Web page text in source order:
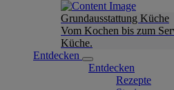
Grundausstattung Küche
Vom Kochen bis zum
Küche.
Entdecken
Entdecken
Rezepte